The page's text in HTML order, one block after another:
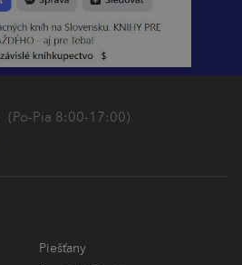
(Po-Pia 8:00-17:00)
Piešťany